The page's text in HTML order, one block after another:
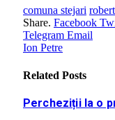
comuna stejari
Share. Facebook
Telegram Email
Ion Petre
Related Posts
Percheziții la o